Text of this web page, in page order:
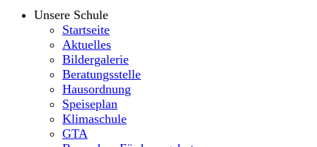
Unsere Schule
Startseite
Aktuelles
Bildergalerie
Beratungsstelle
Hausordnung
Speiseplan
Klimaschule
GTA